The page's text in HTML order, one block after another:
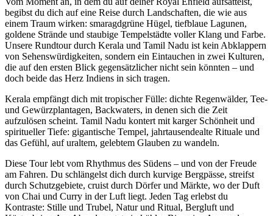
begibst du dich auf eine Reise durch Landschaften, die wie aus
einem Traum wirken: smaragdgrüne Hügel, tiefblaue Lagunen,
goldene Strände und staubige Tempelstädte voller Klang und Farbe.
Unsere Rundtour durch Kerala und Tamil Nadu ist kein Abklappern
von Sehenswürdigkeiten, sondern ein Eintauchen in zwei Kulturen,
die auf den ersten Blick gegensätzlicher nicht sein könnten – und
doch beide das Herz Indiens in sich tragen.
Kerala empfängt dich mit tropischer Fülle: dichte Regenwälder, Tee-
und Gewürzplantagen, Backwaters, in denen sich die Zeit
aufzulösen scheint. Tamil Nadu kontert mit karger Schönheit und
spiritueller Tiefe: gigantische Tempel, jahrtausendealte Rituale und
das Gefühl, auf uraltem, gelebtem Glauben zu wandeln.
Diese Tour lebt vom Rhythmus des Südens – und von der Freude
am Fahren. Du schlängelst dich durch kurvige Bergpässe, streifst
durch Schutzgebiete, cruist durch Dörfer und Märkte, wo der Duft
von Chai und Curry in der Luft liegt. Jeden Tag erlebst du
Kontraste: Stille und Trubel, Natur und Ritual, Bergluft und